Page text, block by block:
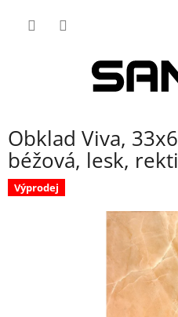
Obklad Viva,
béžová, lesk,
Výprodej